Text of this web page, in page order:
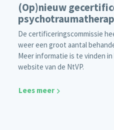
(Op)nieuw
De certificeringscommissie
weer een groot aantal
Meer informatie is te vinden
website van de NtVP.
Lees meer